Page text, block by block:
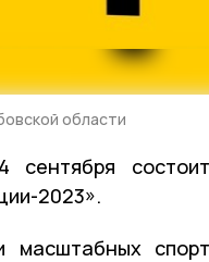
области
2023».